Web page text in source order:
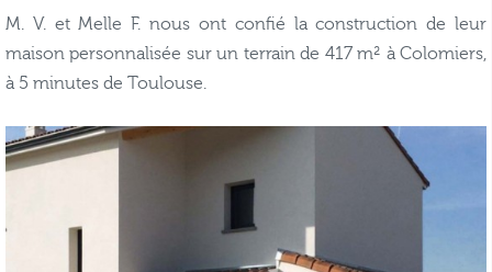
M. V. et Melle F. nous ont confié la construction de leur
maison personnalisée sur un terrain de 417 m² à Colomiers,
à 5 minutes de Toulouse.